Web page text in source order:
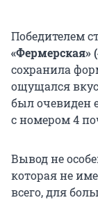
Победителем
«Фермерская»
сохранила
ощущался
был очевиден
с номером 4
Вывод не
которая не
всего, для